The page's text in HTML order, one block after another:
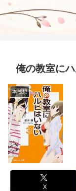
俺の教室に
本感想
X